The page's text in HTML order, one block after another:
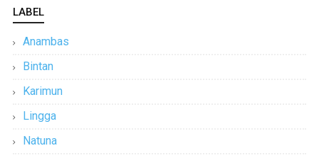
LABEL
Anambas
Bintan
Karimun
Lingga
Natuna